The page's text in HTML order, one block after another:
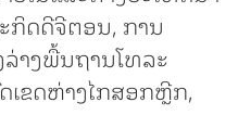
ກິດດີຈີຕອນ, ການ
າງພື້ນຖານໂທລະ
ເຂດຫ່າງໄກສອກຫຼີກ,